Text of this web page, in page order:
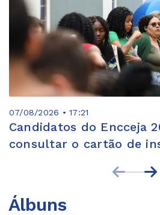
07/08/2026 • 17:21
Candidatos do Encceja
consultar o cartão de
Álbuns